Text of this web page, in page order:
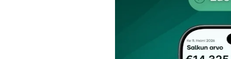
Tilaa SalkunRakentajan uutiskirje